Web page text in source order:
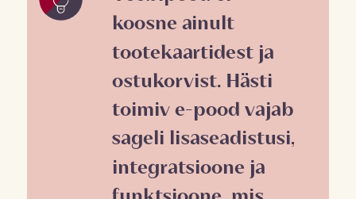
koosne ainult
tootekaartidest ja
ostukorvist. Hästi
toimiv e-pood vajab
sageli lisaseadistusi,
integratsioone ja